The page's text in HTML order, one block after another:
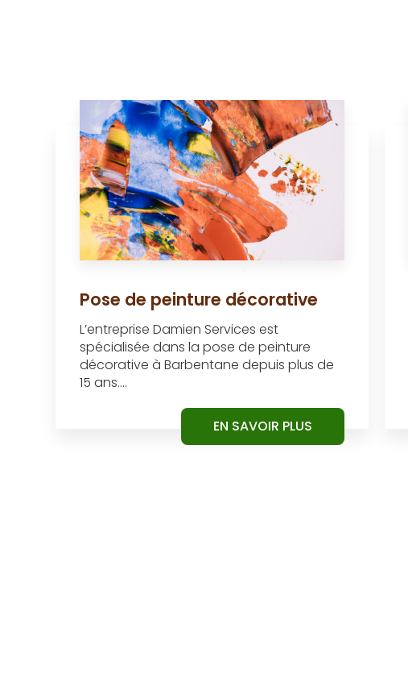
Pose de peinture décorative
L’entreprise Damien Services est
spécialisée dans la pose de peinture
décorative à Barbentane depuis plus de
15 ans....
EN SAVOIR PLUS